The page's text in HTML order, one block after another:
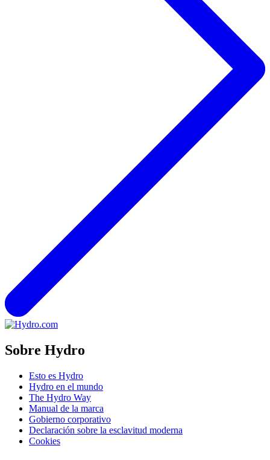
Sobre Hydro
Esto es Hydro
Hydro en el mundo
The Hydro Way
Manual de la marca
Gobierno corporativo
Declaración sobre la esclavitud moderna
Cookies